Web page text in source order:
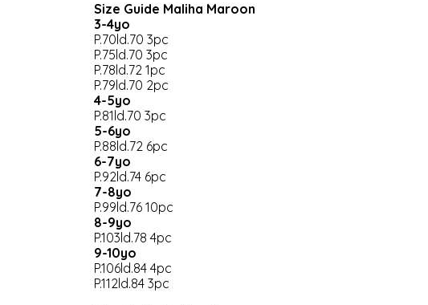
Size Guide Maliha Maroon
3-4yo
P.70ld.70 3pc
P.75ld.70 3pc
P.78ld.72 1pc
P.79ld.70 2pc
4-5yo
P.81ld.70 3pc
5-6yo
P.88ld.72 6pc
6-7yo
P.92ld.74 6pc
7-8yo
P.99ld.76 10pc
8-9yo
P.103ld.78 4pc
9-10yo
P.106ld.84 4pc
P.112ld.84 3pc